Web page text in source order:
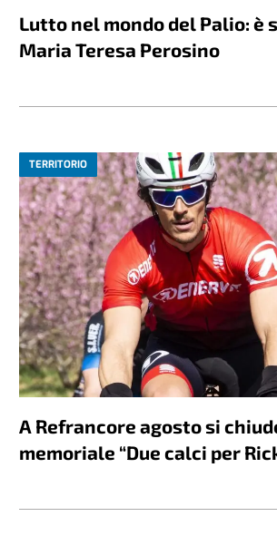
Lutto nel mondo del Palio: è
Maria Teresa Perosino
TERRITORIO
A Refrancore agosto si
memoriale “Due calci per